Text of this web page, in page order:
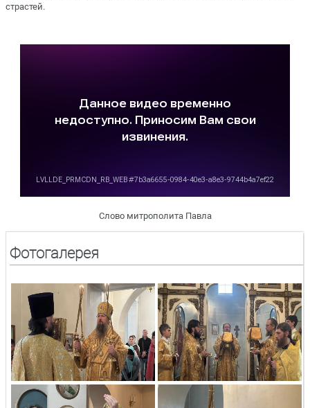
страстей.
Слово митрополита Павла
Фотогалерея